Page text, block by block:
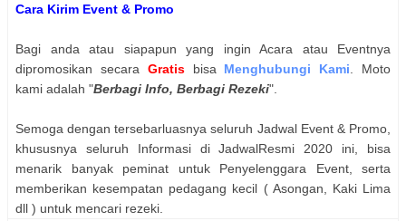
Cara Kirim Event & Promo
Bagi anda atau siapapun yang ingin Acara atau Eventnya
dipromosikan secara Gratisbisa Menghubungi Kami . Moto
kami adalah "Berbagi Info, Berbagi Rezeki".
Semoga dengan tersebarluasnya seluruh Jadwal Event & Promo,
khususnya seluruh Informasi di JadwalResmi 2020 ini, bisa
menarik banyak peminat untuk Penyelenggara Event, serta
memberikan kesempatan pedagang kecil ( Asongan, Kaki Lima
dll ) untuk mencari rezeki.